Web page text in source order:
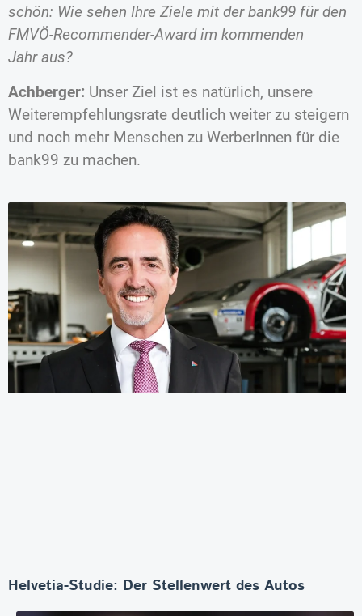
schön: Wie sehen Ihre Ziele mit der bank99 für den
FMVÖ-Recommender-Award im kommenden
Jahr aus?
Achberger: Unser Ziel ist es natürlich, unsere
Weiterempfehlungsrate deutlich weiter zu steigern
und noch mehr Menschen zu WerberInnen für die
bank99 zu machen.
Helvetia-Studie: Der Stellenwert des Autos